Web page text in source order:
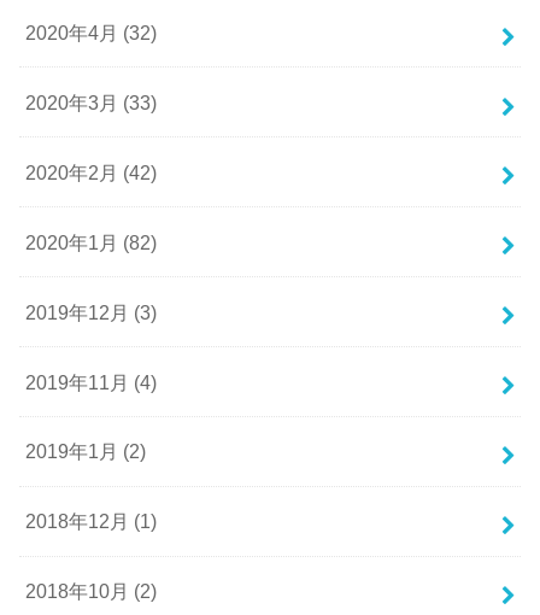
2020年4月 (32)
2020年3月 (33)
2020年2月 (42)
2020年1月 (82)
2019年12月 (3)
2019年11月 (4)
2019年1月 (2)
2018年12月 (1)
2018年10月 (2)